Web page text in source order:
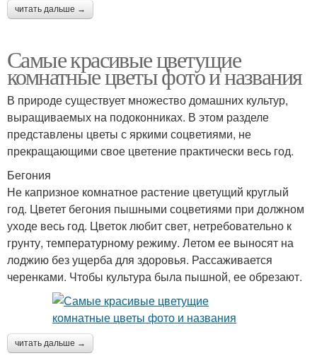
читать дальше →
Самые красивые цветущие
комнатные цветы фото и названия
В природе существует множество домашних культур,
выращиваемых на подоконниках. В этом разделе
представлены цветы с яркими соцветиями, не
прекращающими свое цветение практически весь год.
Бегония
Не капризное комнатное растение цветущий круглый
год. Цветет бегония пышными соцветиями при должном
уходе весь год. Цветок любит свет, нетребовательно к
грунту, температурному режиму. Летом ее выносят на
лоджию без ущерба для здоровья. Рассаживается
черенками. Чтобы культура была пышной, ее обрезают.
читать дальше →